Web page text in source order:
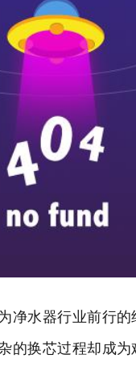
水器行业前行的
的换芯过程却成